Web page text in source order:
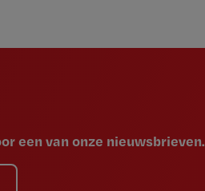
een van onze nieuwsbrieven.